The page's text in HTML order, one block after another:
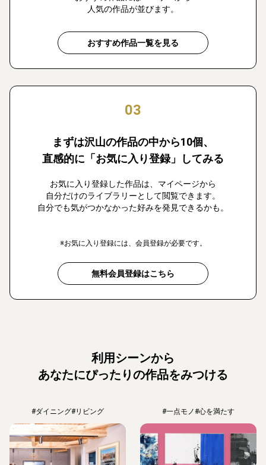
人気の作品が並びます。
おすすめ作品一覧を見る
03
まずは沢山の作品の中から10個、
直感的に「お気に入り登録」してみる
お気に入り登録した作品は、マイページから
自分だけのライブラリーとして閲覧できます。
自分でも気がつかなかった好みを発見できるかも。
※お気に入り登録には、会員登録が必要です。
無料会員登録はこちら
利用シーンから
あなたにぴったりの作品をみつける
#ダイニング#リビング #一点モノ#心を満たす